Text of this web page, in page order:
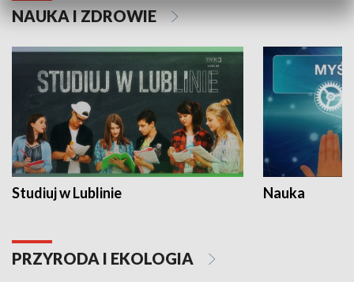
NAUKA I ZDROWIE
Studiuj w Lublinie Nauka
PRZYRODA I EKOLOGIA